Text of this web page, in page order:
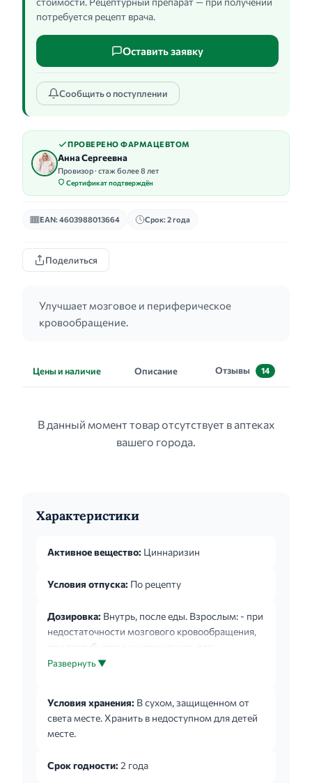
потребуется рецепт врача.
Оставить заявку
Сообщить о поступлении
ПРОВЕРЕНО ФАРМАЦЕВТОМ
Анна Сергеевна
Провизор · стаж более 8 лет
Сертификат подтверждён
EAN: 4603988013664 Срок: 2 года
Поделиться
Улучшает мозговое и периферическое
кровообращение.
Цены и наличие Описание Отзывы 14
В данный момент товар отсутствует в аптеках
вашего города.
Характеристики
Активное вещество: Циннаризин
Условия отпуска: По рецепту
Дозировка: Внутрь, после еды. Взрослым: - при
недостаточности мозгового кровообращения,
при вестибулярных нарушениях, для
профилактики мигрени – по 25мг три раза в
- для профилактики «дорожной болезни» – по
25мг за полчаса перед дорогой (при
необходимости повторный прием 25мг через 6
не должна превышать 225мг (9 таблеток) в
Развернуть ▼
Условия хранения: В сухом, защищенном от
света месте. Хранить в недоступном для детей
месте.
Срок годности: 2 года